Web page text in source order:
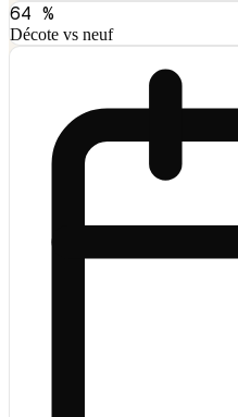
64 %
Décote vs neuf